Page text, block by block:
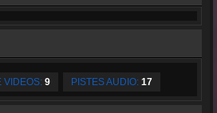
VIDEOS: 9 PISTES AUDIO: 17